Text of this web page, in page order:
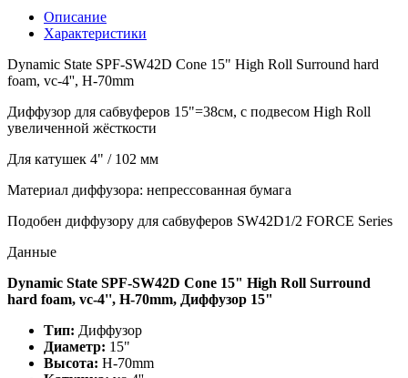
Описание
Характеристики
Dynamic State SPF-SW42D Cone 15" High Roll Surround hard
foam, vc-4'', H-70mm
Диффузор для сабвуферов 15"=38см, с подвесом High Roll
увеличенной жёсткости
Для катушек 4" / 102 мм
Материал диффузора: непрессованная бумага
Подобен диффузору для сабвуферов SW42D1/2 FORCE Series
Данные
Dynamic State SPF-SW42D Cone 15" High Roll Surround
hard foam, vc-4'', H-70mm, Диффузор 15"
Тип: Диффузор
Диаметр: 15"
Высота: H-70mm